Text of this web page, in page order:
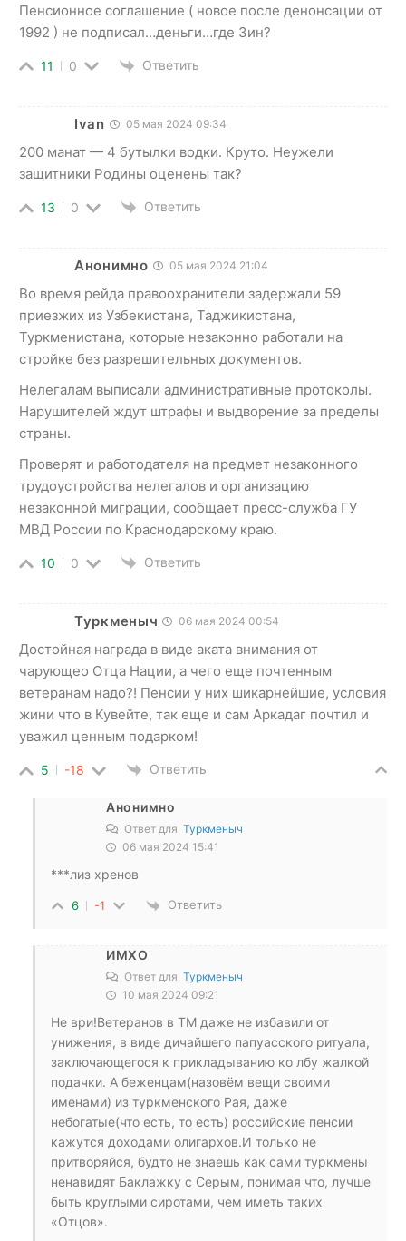
Пенсионное соглашение ( новое после денонсации от
1992 ) не подписал…деньги…где Зин?
11 0 Ответить
Ivan 05 мая 2024 09:34
200 манат — 4 бутылки водки. Круто. Неужели
защитники Родины оценены так?
13 0 Ответить
Анонимно 05 мая 2024 21:04
Во время рейда правоохранители задержали 59
приезжих из Узбекистана, Таджикистана,
Туркменистана, которые незаконно работали на
стройке без разрешительных документов.
Нелегалам выписали административные протоколы.
Нарушителей ждут штрафы и выдворение за пределы
страны.
Проверят и работодателя на предмет незаконного
трудоустройства нелегалов и организацию
незаконной миграции, сообщает пресс-служба ГУ
МВД России по Краснодарскому краю.
10 0 Ответить
Туркменыч 06 мая 2024 00:54
Достойная награда в виде аката внимания от
чарующео Отца Нации, а чего еще почтенным
ветеранам надо?! Пенсии у них шикарнейшие, условия
жини что в Кувейте, так еще и сам Аркадаг почтил и
уважил ценным подарком!
5 -18 Ответить
Анонимно
Ответ для Туркменыч
06 мая 2024 15:41
***лиз хренов
6 -1 Ответить
ИМХО
Ответ для Туркменыч
10 мая 2024 09:21
Не ври!Ветеранов в ТМ даже не избавили от
унижения, в виде дичайшего папуасского ритуала,
заключающегося к прикладыванию ко лбу жалкой
подачки. А беженцам(назовём вещи своими
именами) из туркменского Рая, даже
небогатые(что есть, то есть) российские пенсии
кажутся доходами олигархов.И только не
притворяйся, будто не знаешь как сами туркмены
ненавидят Баклажку с Серым, понимая что, лучше
быть круглыми сиротами, чем иметь таких
«Отцов».